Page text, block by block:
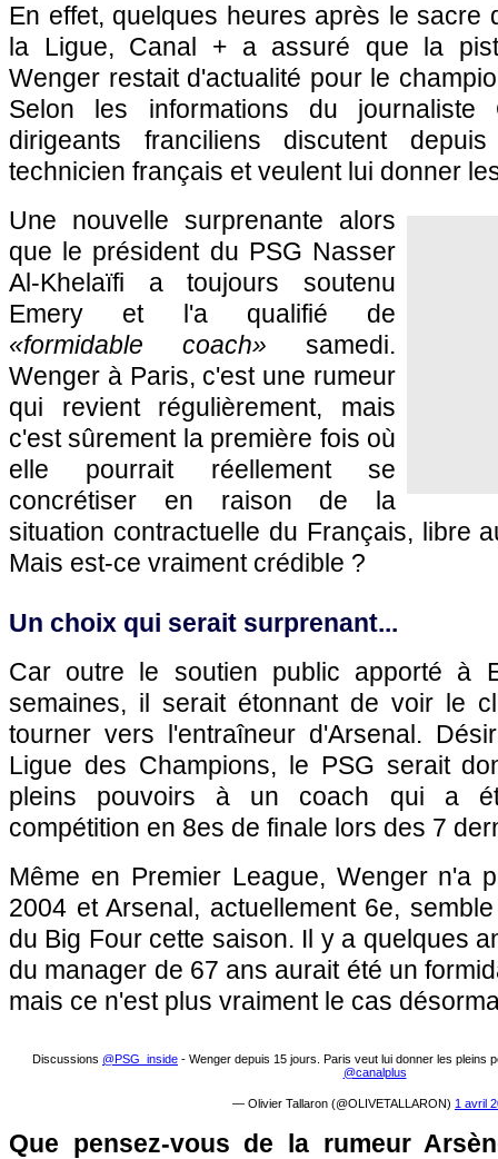
En effet, quelques heures après le sacre
la Ligue, Canal + a assuré que la
Wenger restait d'actualité pour le
Selon les informations du journaliste
dirigeants franciliens discutent
technicien français et veulent lui donner
Une nouvelle surprenante alors
que le président du PSG Nasser
Al-Khelaïfi a toujours soutenu
Emery et l'a qualifié de
«formidable coach» samedi.
Wenger à Paris, c'est une rumeur
qui revient régulièrement, mais
c'est sûrement la première fois où
elle pourrait réellement se
concrétiser en raison de la
situation contractuelle du Français, libre
Mais est-ce vraiment crédible ?
Un choix qui serait surprenant...
Car outre le soutien public apporté à
semaines, il serait étonnant de voir le
tourner vers l'entraîneur d'Arsenal.
Ligue des Champions, le PSG serait
pleins pouvoirs à un coach qui a
compétition en 8es de finale lors des 7
Même en Premier League, Wenger n'a
2004 et Arsenal, actuellement 6e,
du Big Four cette saison. Il y a quelques
du manager de 67 ans aurait été un
mais ce n'est plus vraiment le cas
Discussions @PSG_inside - Wenger depuis 15 jours. Paris veut lui donner les pleins
@canalplus
— Olivier Tallaron (@OLIVETALLARON) 1 avril
Que pensez-vous de la rumeur